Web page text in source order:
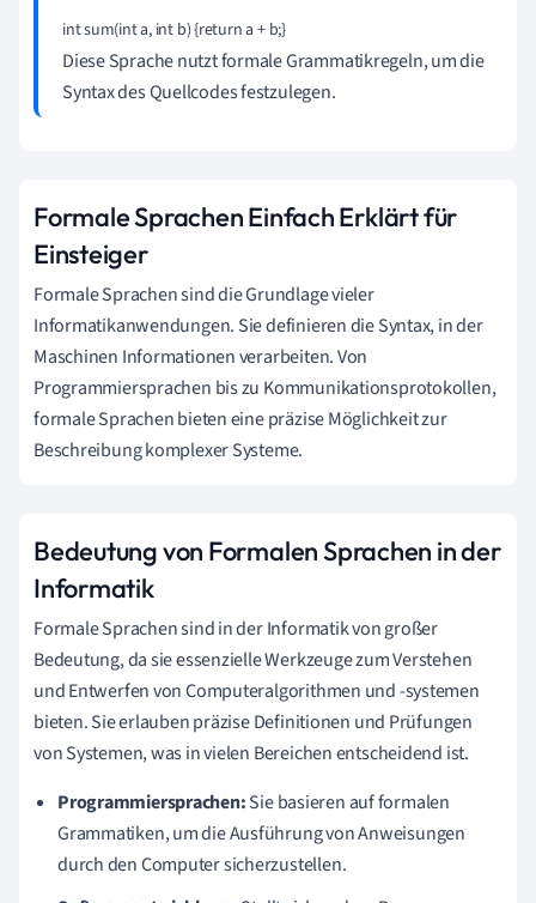
int sum(int a, int b) {return a + b;}
Diese Sprache nutzt formale Grammatikregeln, um die
Syntax des Quellcodes festzulegen.
Formale Sprachen Einfach Erklärt für
Einsteiger
Formale Sprachen sind die Grundlage vieler
Informatikanwendungen. Sie definieren die Syntax, in der
Maschinen Informationen verarbeiten. Von
Programmiersprachen bis zu Kommunikationsprotokollen,
formale Sprachen bieten eine präzise Möglichkeit zur
Beschreibung komplexer Systeme.
Bedeutung von Formalen Sprachen in der
Informatik
Formale Sprachen sind in der Informatik von großer
Bedeutung, da sie essenzielle Werkzeuge zum Verstehen
und Entwerfen von Computeralgorithmen und -systemen
bieten. Sie erlauben präzise Definitionen und Prüfungen
von Systemen, was in vielen Bereichen entscheidend ist.
Programmiersprachen:Sie basieren auf formalen
Grammatiken, um die Ausführung von Anweisungen
durch den Computer sicherzustellen.